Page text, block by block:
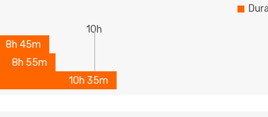
10h
8h 45m
8h 55m
10h 35m